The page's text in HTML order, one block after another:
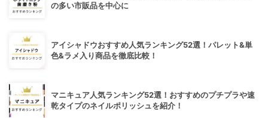
の多い市販品を中心に
アイシャドウおすすめ人気ランキング52選！パレット&単
色&ラメ入り商品を徹底比較！
マニキュア人気ランキング52選！おすすめのプチプラや速
乾タイプのネイルポリッシュを紹介！